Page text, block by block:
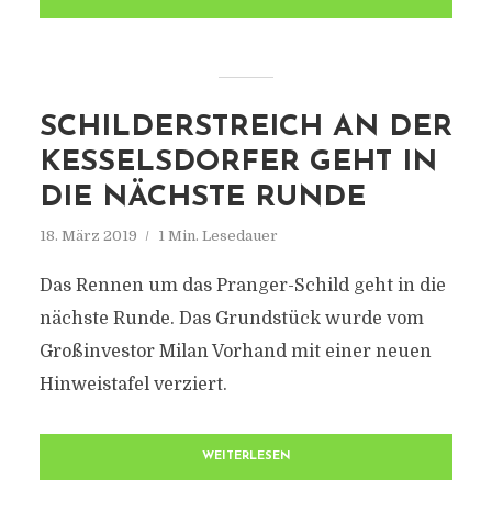
SCHILDERSTREICH AN DER
KESSELSDORFER GEHT IN
DIE NÄCHSTE RUNDE
18. März 2019 1 Min. Lesedauer
Das Rennen um das Pranger-Schild geht in die
nächste Runde. Das Grundstück wurde vom
Großinvestor Milan Vorhand mit einer neuen
Hinweistafel verziert.
WEITERLESEN